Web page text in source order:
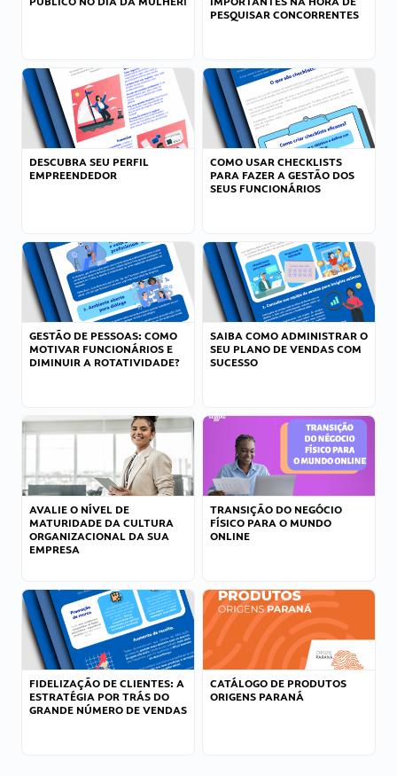
PESQUISAR CONCORRENTES
DESCUBRA SEU PERFIL
EMPREENDEDOR
COMO USAR CHECKLISTS
PARA FAZER A GESTÃO DOS
SEUS FUNCIONÁRIOS
GESTÃO DE PESSOAS: COMO
MOTIVAR FUNCIONÁRIOS E
DIMINUIR A ROTATIVIDADE?
SAIBA COMO ADMINISTRAR O
SEU PLANO DE VENDAS COM
SUCESSO
AVALIE O NÍVEL DE
MATURIDADE DA CULTURA
ORGANIZACIONAL DA SUA
EMPRESA
TRANSIÇÃO DO NEGÓCIO
FÍSICO PARA O MUNDO
ONLINE
FIDELIZAÇÃO DE CLIENTES: A
ESTRATÉGIA POR TRÁS DO
GRANDE NÚMERO DE VENDAS
CATÁLOGO DE PRODUTOS
ORIGENS PARANÁ